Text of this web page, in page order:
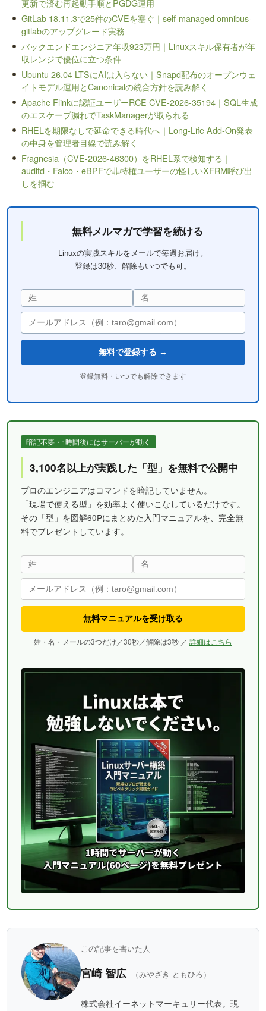
更新で済む再起動手順とPGDG運用
GitLab 18.11.3で25件のCVEを塞ぐ｜self-managed omnibus-
gitlabのアップグレード実務
バックエンドエンジニア年収923万円｜Linuxスキル保有者が年
収レンジで優位に立つ条件
Ubuntu 26.04 LTSにAIは入らない｜Snapd配布のオープンウェ
イトモデル運用とCanonicalの統合方針を読み解く
Apache Flinkに認証ユーザーRCE CVE-2026-35194｜SQL生成
のエスケープ漏れでTaskManagerが取られる
RHELを期限なしで延命できる時代へ｜Long-Life Add-On発表
の中身を管理者目線で読み解く
Fragnesia（CVE-2026-46300）をRHEL系で検知する｜
auditd・Falco・eBPFで非特権ユーザーの怪しいXFRM呼び出
しを掴む
無料メルマガで学習を続ける
Linuxの実践スキルをメールで毎週お届け。
登録は30秒、解除もいつでも可。
無料で登録する →
登録無料・いつでも解除できます
暗記不要・1時間後にはサーバーが動く
3,100名以上が実践した「型」を無料で公開中
プロのエンジニアはコマンドを暗記していません。
「現場で使える型」を効率よく使いこなしているだけです。
その「型」を図解60Pにまとめた入門マニュアルを、完全無
料でプレゼントしています。
無料マニュアルを受け取る
姓・名・メールの3つだけ／30秒／解除は3秒 ／ 詳細はこちら
この記事を書いた人
宮崎 智広 （みやざき ともひろ）
株式会社イーネットマーキュリー代表。現